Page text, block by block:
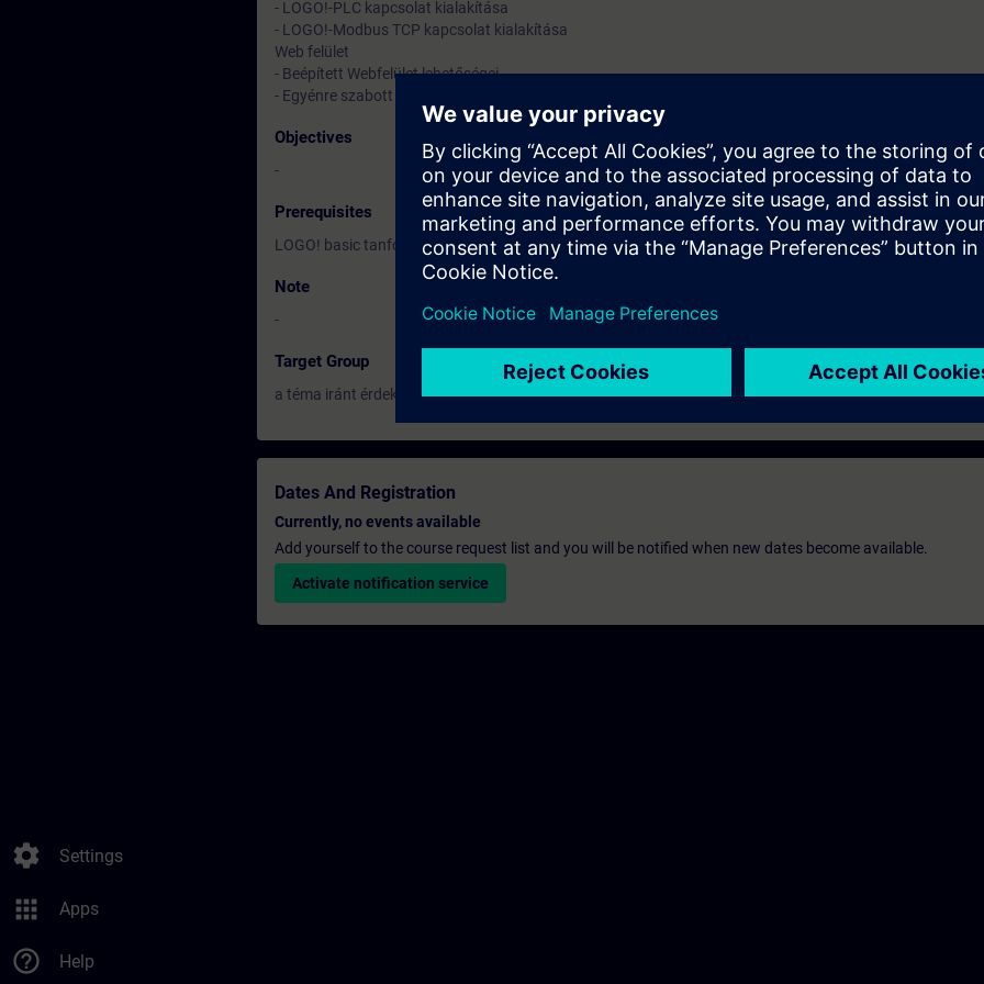
settings Settings
apps Apps
help_outline Help
- LOGO!-PLC kapcsolat kialakítása
- LOGO!-Modbus TCP kapcsolat kialakítása
Web felület
- Beépített Webfelület lehetőségei
- Egyénre szabott felület kialakítása
Objectives
-
Prerequisites
LOGO! basic tanfolyam elvégzése ajánlott
Note
-
Target Group
a téma iránt érdeklődő résztvevők
Dates And Registration
Currently, no events available
Add yourself to the course request list and you will be notified when new dates become available.
Activate notification service